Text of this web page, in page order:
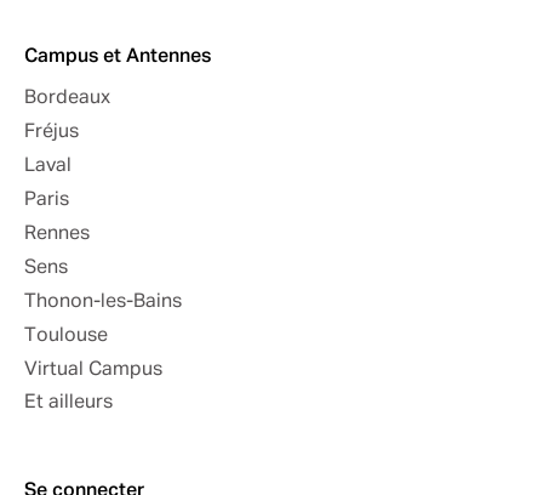
Campus et Antennes
Bordeaux
Fréjus
Laval
Paris
Rennes
Sens
Thonon-les-Bains
Toulouse
Virtual Campus
Et ailleurs